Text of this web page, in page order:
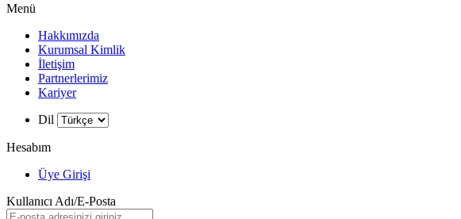
Menü
Hakkımızda
Kurumsal Kimlik
İletişim
Partnerlerimiz
Kariyer
Dil
Hesabım
Üye Girişi
Kullanıcı Adı/E-Posta